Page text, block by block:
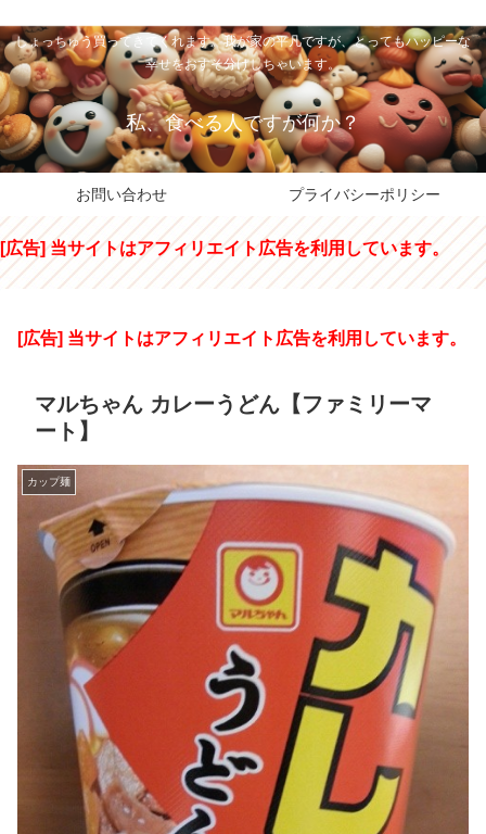
しょっちゅう買ってきてくれます。我が家の平凡ですが、とってもハッピーな
幸せをおすそ分けしちゃいます。
私、食べる人ですが何か？
お問い合わせ プライバシーポリシー
[広告] 当サイトはアフィリエイト広告を利用しています。
[広告] 当サイトはアフィリエイト広告を利用しています。
マルちゃん カレーうどん【ファミリーマ
ート】
カップ麺